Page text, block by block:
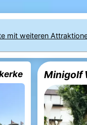
mit weiteren
Minigolf